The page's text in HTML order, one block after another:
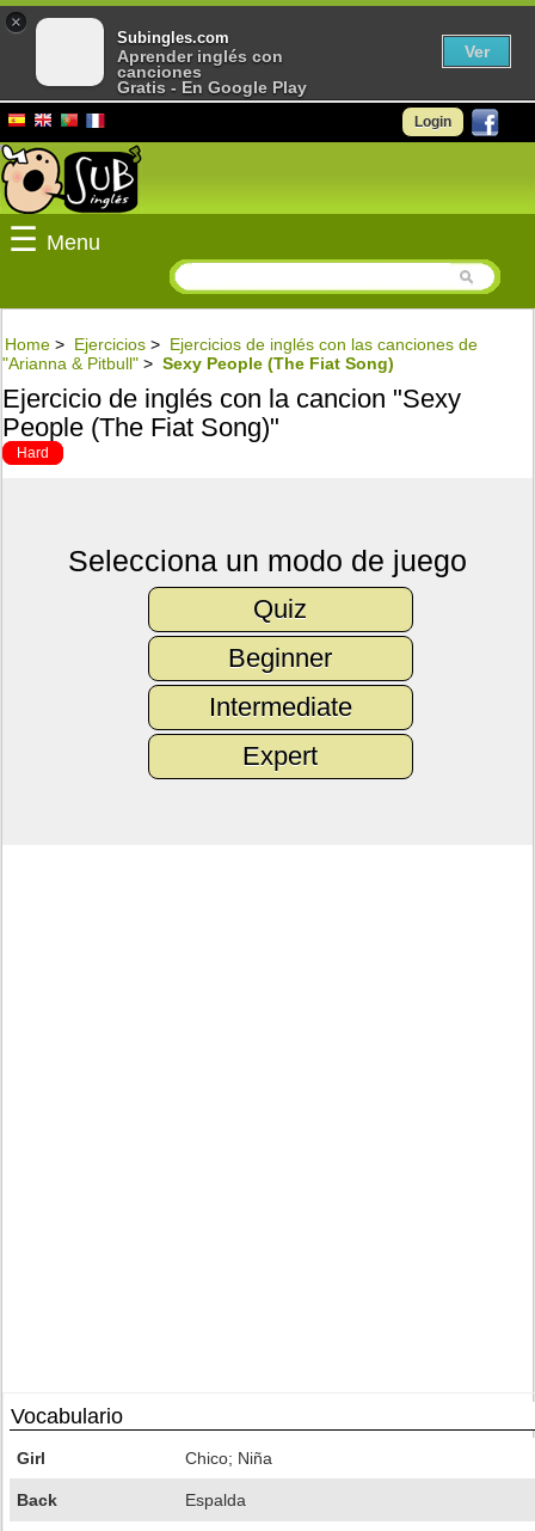
Login
☰ Menu
Home > Ejercicios > Ejercicios de inglés con las canciones de
"Arianna & Pitbull" > Sexy People (The Fiat Song)
Ejercicio de inglés con la cancion "Sexy
People (The Fiat Song)"
Hard
Selecciona un modo de juego
Quiz
Beginner
Intermediate
Expert
Vocabulario
Girl Chico; Niña
Back Espalda
×
Subingles.com
Aprender inglés con
canciones
Gratis - En Google Play
Ver